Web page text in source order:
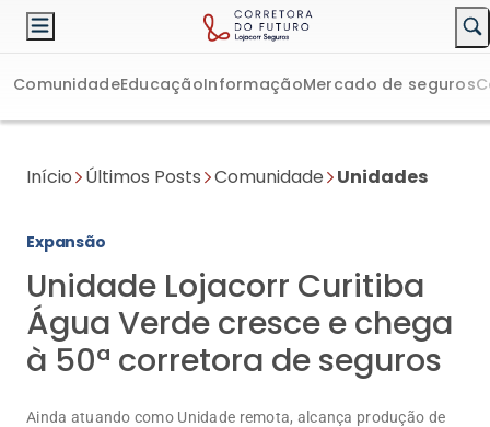
ComunidadeEducaçãoInformaçãoMercado de seguros
Início Últimos Posts Comunidade Unidades
Expansão
Unidade Lojacorr Curitiba
Água Verde cresce e chega
à 50ª corretora de seguros
Ainda atuando como Unidade remota, alcança produção de